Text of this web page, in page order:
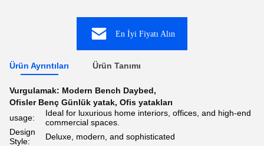
En İyi Fiyatı Alın
Ürün Ayrıntıları Ürün Tanımı
Vurgulamak: Modern Bench Daybed,
Ofisler Benç Günlük yatak, Ofis yatakları
usage:
Ideal for luxurious home interiors, offices, and high-end
commercial spaces.
Design
Style:
Deluxe, modern, and sophisticated